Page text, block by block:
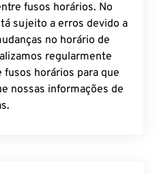
fusos horários. No
sujeito a erros devido a
no horário de
regularmente
fusos horários para que
nossas informações de